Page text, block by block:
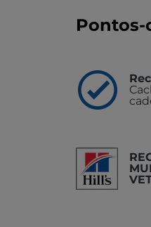
Pontos-